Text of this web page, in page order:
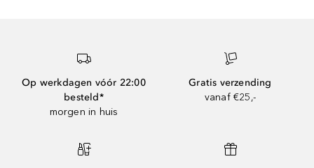
Op werkdagen vóór 22:00
besteld*
morgen in huis
Gratis verzending
vanaf €25,-